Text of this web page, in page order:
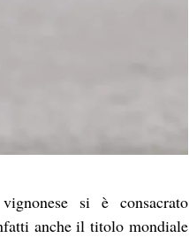
si è consacrato
anche il titolo mondiale